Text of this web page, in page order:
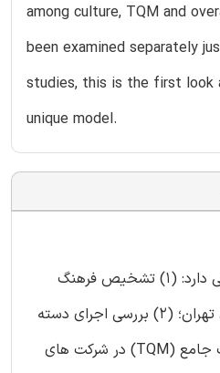
among culture, TQM and
been examined separately
studies, this is the first look
unique model.
این مطالعه چهار هدف اصلی دارد: (1) تشخیص فرهنگ
سازمانی شرکتهای داروسازی تهران؛ (2) بررسی اجرای دسته
های مختلف مدیریت کیفیت جامع (TQM) در شرکت های